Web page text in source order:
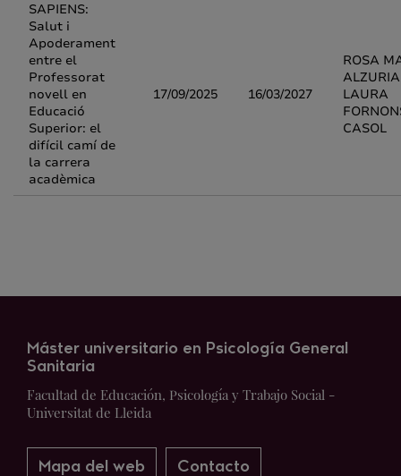
SAPIENS:
Salut i
Apoderament
entre el
Professorat
novell en
Educació
Superior: el
difícil camí de
la carrera
acadèmica
17/09/2025 16/03/2027
ROSA
LAURA
CASOL
Máster universitario en Psicología General
Sanitaria
Facultad de Educación, Psicología y Trabajo Social -
Universitat de Lleida
Mapa del web Contacto